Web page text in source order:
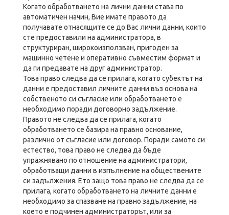
Когато обработването на лични данни става по
автоматичен начин, Вие имате правото да
получавате отнасящите се до Вас лични данни, които
сте предоставили на администратора, в
структуриран, широкоизползван, пригоден за
машинно четене и оперативно съвместим формат и
да ги предавате на друг администратор.
Това право следва да се прилага, когато субектът на
данни е предоставил личните данни въз основа на
собственото си съгласие или обработването е
необходимо поради договорно задължение.
Правото не следва да се прилага, когато
обработването се базира на правно основание,
различно от съгласие или договор. Поради самото си
естество, това право не следва да бъде
упражнявано по отношение на администратори,
обработващи данни в изпълнение на обществените
си задължения. Ето защо това право не следва да се
прилага, когато обработването на личните данни е
необходимо за спазване на правно задължение, на
което е подчинен администраторът, или за